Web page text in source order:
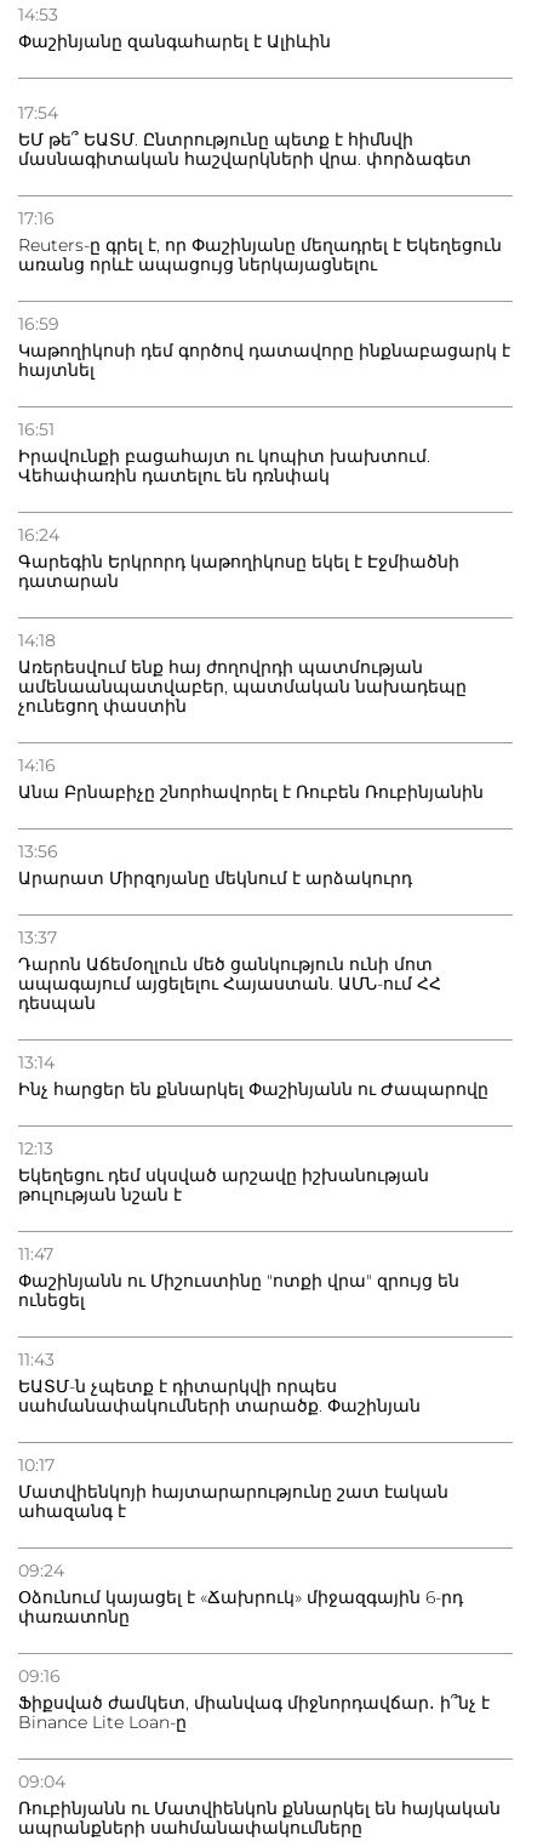
14:53
Փաշինյանը զանգահարել է Ալիևին
17:54
ԵՄ թե՞ ԵԱՏՄ. Ընտրությունը պետք է հիմնվի
մասնագիտական հաշվարկների վրա. փորձագետ
17:16
Reuters-ը գրել է, որ Փաշինյանը մեղադրել է Եկեղեցուն
առանց որևէ ապացույց ներկայացնելու
16:59
Կաթողիկոսի դեմ գործով դատավորը ինքնաբացարկ է
հայտնել
16:51
Իրավունքի բացահայտ ու կոպիտ խախտում.
Վեհափառին դատելու են դռնփակ
16:24
Գարեգին Երկրորդ կաթողիկոսը եկել է Էջմիածնի
դատարան
14:18
Առերեսվում ենք հայ ժողովրդի պատմության
ամենաանպատվաբեր, պատմական նախադեպը
չունեցող փաստին
14:16
Անա Բրնաբիչը շնորհավորել է Ռուբեն Ռուբինյանին
13:56
Արարատ Միրզոյանը մեկնում է արձակուրդ
13:37
Դարոն Աճեմօղլուն մեծ ցանկություն ունի մոտ
ապագայում այցելելու Հայաստան. ԱՄՆ-ում ՀՀ
դեսպան
13:14
Ինչ հարցեր են քննարկել Փաշինյանն ու Ժապարովը
12:13
Եկեղեցու դեմ սկսված արշավը իշխանության
թուլության նշան է
11:47
Փաշինյանն ու Միշուստինը "ոտքի վրա" զրույց են
ունեցել
11:43
ԵԱՏՄ-ն չպետք է դիտարկվի որպես
սահմանափակումների տարածք. Փաշինյան
10:17
Մատվիենկոյի հայտարարությունը շատ էական
ահազանգ է
09:24
Օձունում կայացել է «Ճախրուկ» միջազգային 6-րդ
փառատոնը
09:16
Ֆիքսված ժամկետ, միանվագ միջնորդավճար․ ի՞նչ է
Binance Lite Loan-ը
09:04
Ռուբինյանն ու Մատվիենկոն քննարկել են հայկական
ապրանքների սահմանափակումները
տուժածներ կան
21.07.2026
Դատվածություն ունեցող միգրանտներին կարգելվի
բնակվել Ռուսաստանում
20.07.2026
Բաքվի բանտից գեներալ Մանուկյանը դիմել է
Փաշինյանին